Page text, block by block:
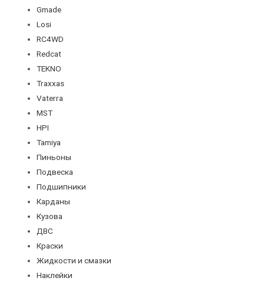
Gmade
Losi
RC4WD
Redcat
TEKNO
Traxxas
Vaterra
MST
HPI
Tamiya
Пиньоны
Подвеска
Подшипники
Карданы
Кузова
ДВС
Краски
Жидкости и смазки
Наклейки